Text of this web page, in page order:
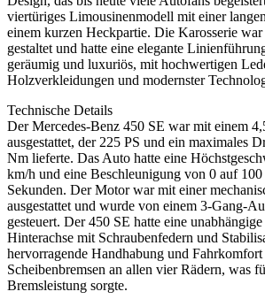
viertüriges Limousinenmodell mit einer
einem kurzen Heckpartie. Die Karosserie war
gestaltet und hatte eine elegante
geräumig und luxuriös, mit hochwertigen
Holzverkleidungen und modernster
Technische Details
Der Mercedes-Benz 450 SE war mit einem
ausgestattet, der 225 PS und ein maximales
Nm lieferte. Das Auto hatte eine
km/h und eine Beschleunigung von 0 auf
Sekunden. Der Motor war mit einer
ausgestattet und wurde von einem 3-Gang-
gesteuert. Der 450 SE hatte eine
Hinterachse mit Schraubenfedern und
hervorragende Handhabung und Fahrkomfort
Scheibenbremsen an allen vier Rädern, was
Bremsleistung sorgte.